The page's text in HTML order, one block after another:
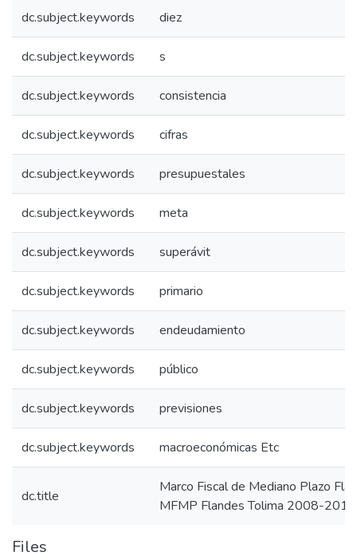
dc.subject.keywords diez
dc.subject.keywords s
dc.subject.keywords consistencia
dc.subject.keywords cifras
dc.subject.keywords presupuestales
dc.subject.keywords meta
dc.subject.keywords superávit
dc.subject.keywords primario
dc.subject.keywords endeudamiento
dc.subject.keywords público
dc.subject.keywords previsiones
dc.subject.keywords macroeconómicas Etc
dc.title
Marco Fiscal de Mediano Plazo
MFMP Flandes Tolima 2008-2018
Files